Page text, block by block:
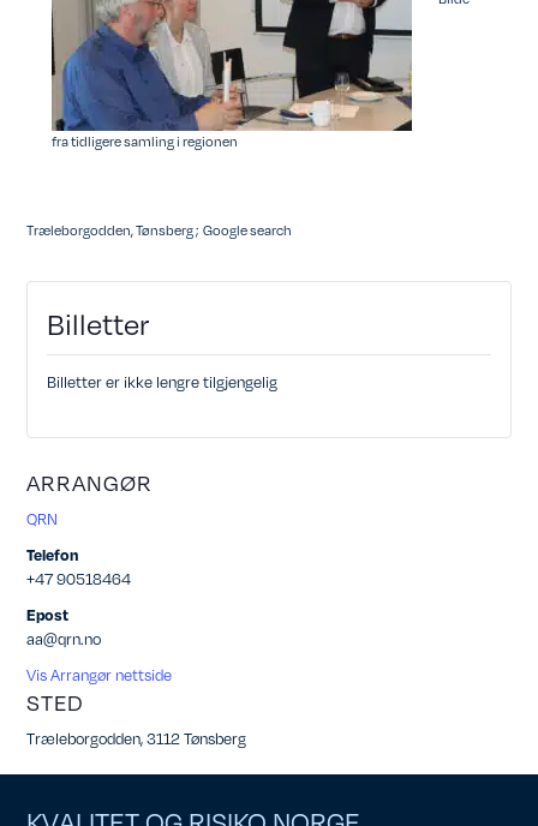
fra tidligere samling i regionen
Træleborgodden, Tønsberg ; Google search
Billetter
Billetter er ikke lengre tilgjengelig
ARRANGØR
QRN
Telefon
+47 90518464
Epost
aa@qrn.no
Vis Arrangør nettside
STED
Træleborgodden, 3112 Tønsberg